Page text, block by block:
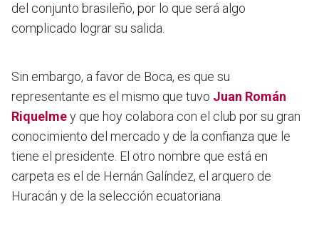
del conjunto brasileño, por lo que será algo
complicado lograr su salida.
Sin embargo, a favor de Boca, es que su
representante es el mismo que tuvo Juan Román
Riquelmey que hoy colabora con el club por su gran
conocimiento del mercado y de la confianza que le
tiene el presidente. El otro nombre que está en
carpeta es el de Hernán Galíndez, el arquero de
Huracán y de la selección ecuatoriana.